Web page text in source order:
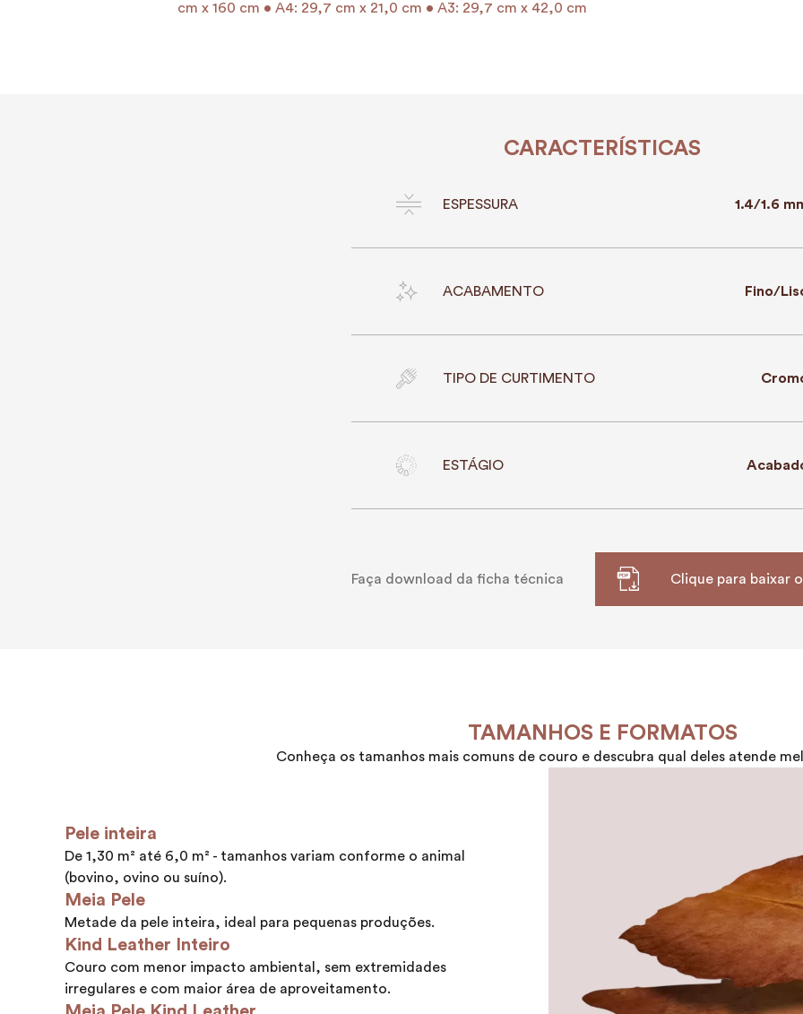
cm x 160 cm • A4: 29,7 cm x 21,0 cm • A3: 29,7 cm x 42,0 cm
CARACTERÍSTICAS
ESPESSURA 1.4/1.6
ACABAMENTO Fino/
TIPO DE CURTIMENTO
ESTÁGIO
Faça download da ficha técnica Clique para baixar o
TAMANHOS E FORMATOS
Conheça os tamanhos mais comuns de couro e descubra qual deles atende
Pele inteira
De 1,30 m² até 6,0 m² - tamanhos variam conforme o animal
(bovino, ovino ou suíno).
Meia Pele
Metade da pele inteira, ideal para pequenas produções.
Kind Leather Inteiro
Couro com menor impacto ambiental, sem extremidades
irregulares e com maior área de aproveitamento.